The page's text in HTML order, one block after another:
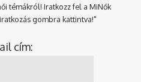
témákról! Iratkozz fel a MiNők
gombra kattintva!"
cím: